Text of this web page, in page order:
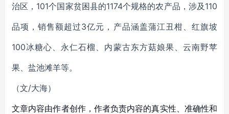
治区，101个国家贫困县的1174个规格的农产品，涉及110
品项，销售额超过3亿元，产品涵盖蒲江丑柑、红旗坡
100冰糖心、永仁石榴、内蒙古东方菇娘果、云南野苹
果、盐池滩羊等。
（文/大海）
文章内容由作者创作，作者负责内容的真实性、准确性和